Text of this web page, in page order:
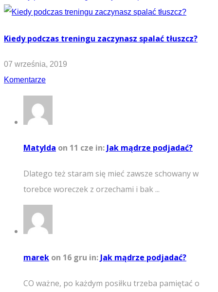
Kiedy podczas treningu zaczynasz spalać tłuszcz?
07 września, 2019
Komentarze
Matylda on 11 cze in: Jak mądrze podjadać?
Dlatego też staram się mieć zawsze schowany w
torebce woreczek z orzechami i bak ...
marek on 16 gru in: Jak mądrze podjadać?
CO ważne, po każdym posiłku trzeba pamiętać o